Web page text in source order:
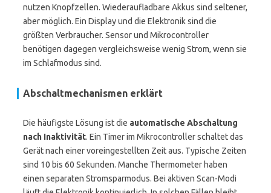
nutzen Knopfzellen. Wiederaufladbare Akkus sind seltener,
aber möglich. Ein Display und die Elektronik sind die
größten Verbraucher. Sensor und Mikrocontroller
benötigen dagegen vergleichsweise wenig Strom, wenn sie
im Schlafmodus sind.
Abschaltmechanismen erklärt
Die häufigste Lösung ist die automatische Abschaltung
nach Inaktivität. Ein Timer im Mikrocontroller schaltet das
Gerät nach einer voreingestellten Zeit aus. Typische Zeiten
sind 10 bis 60 Sekunden. Manche Thermometer haben
einen separaten Stromsparmodus. Bei aktiven Scan-Modi